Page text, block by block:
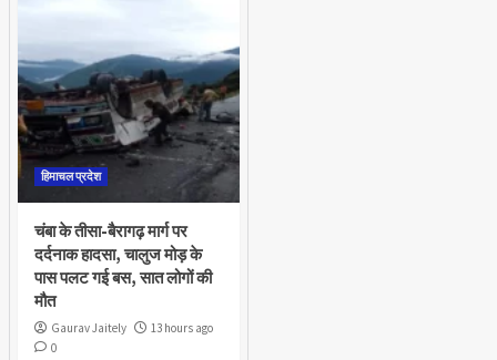
हिमाचल प्रदेश
चंबा के तीसा-बैरागढ़ मार्ग पर
दर्दनाक हादसा, चालुज मोड़ के
पास पलट गई बस, सात लोगों की
मौत
Gaurav Jaitely
13 hours ago
0